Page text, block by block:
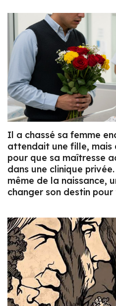
Il a chassé sa femme
attendait une fille, mais
pour que sa maîtresse
dans une clinique
même de la naissance,
changer son destin